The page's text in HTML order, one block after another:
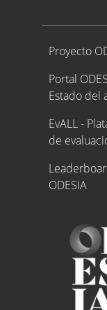
Proyecto
Proyecto
Portal
Estado del
EvALL -
de
ODESIA